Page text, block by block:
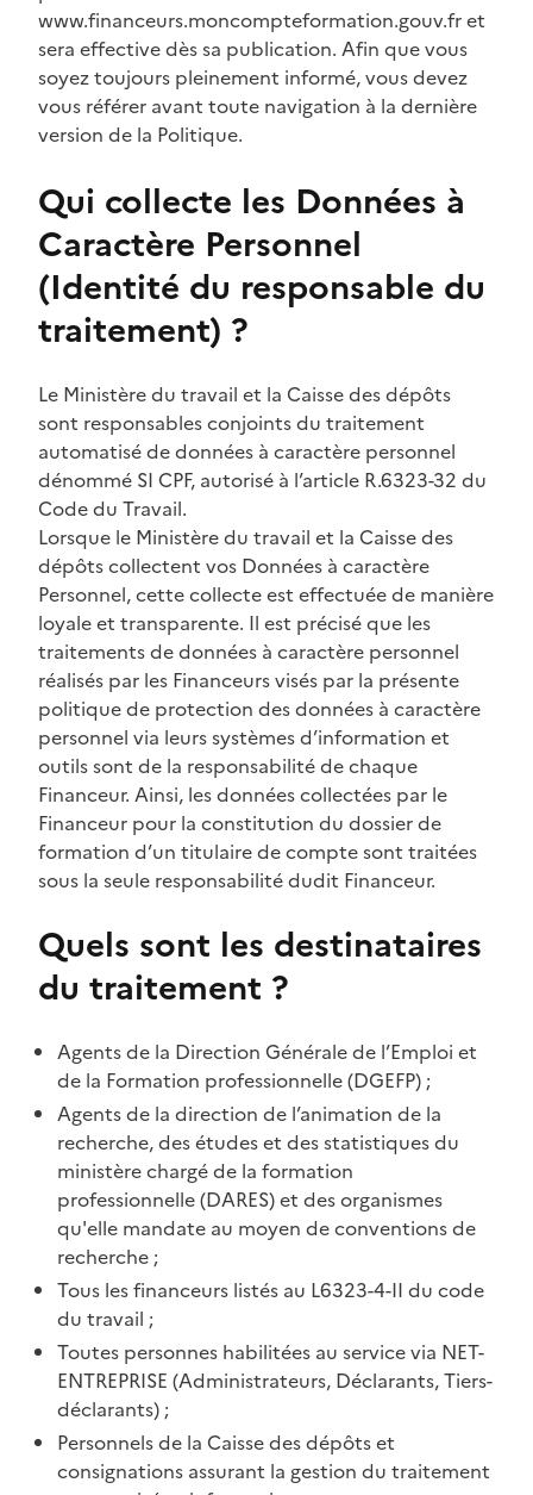
www.financeurs.moncompteformation.gouv.fr et
sera effective dès sa publication. Afin que vous
soyez toujours pleinement informé, vous devez
vous référer avant toute navigation à la dernière
version de la Politique.
Qui collecte les Données à
Caractère Personnel
(Identité du responsable du
traitement) ?
Le Ministère du travail et la Caisse des dépôts
sont responsables conjoints du traitement
automatisé de données à caractère personnel
dénommé SI CPF, autorisé à l’article R.6323-32 du
Code du Travail.
Lorsque le Ministère du travail et la Caisse des
dépôts collectent vos Données à caractère
Personnel, cette collecte est effectuée de manière
loyale et transparente. Il est précisé que les
traitements de données à caractère personnel
réalisés par les Financeurs visés par la présente
politique de protection des données à caractère
personnel via leurs systèmes d’information et
outils sont de la responsabilité de chaque
Financeur. Ainsi, les données collectées par le
Financeur pour la constitution du dossier de
formation d’un titulaire de compte sont traitées
sous la seule responsabilité dudit Financeur.
Quels sont les destinataires
du traitement ?
Agents de la Direction Générale de l’Emploi et
de la Formation professionnelle (DGEFP) ;
Agents de la direction de l’animation de la
recherche, des études et des statistiques du
ministère chargé de la formation
professionnelle (DARES) et des organismes
qu'elle mandate au moyen de conventions de
recherche ;
Tous les financeurs listés au L6323-4-II du code
du travail ;
Toutes personnes habilitées au service via NET-
ENTREPRISE (Administrateurs, Déclarants, Tiers-
déclarants) ;
Personnels de la Caisse des dépôts et
consignations assurant la gestion du traitement